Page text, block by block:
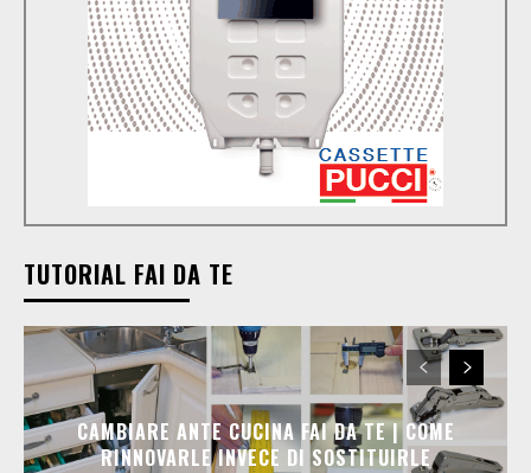
TUTORIAL FAI DA TE
CAMBIARE ANTE CUCINA FAI DA TE | COME
RINNOVARLE INVECE DI SOSTITUIRLE